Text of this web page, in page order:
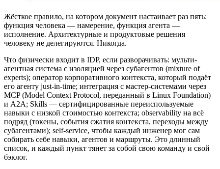
Жёсткое правило, на котором документ настаивает раз пять:
функция человека — намерение, функция агента —
исполнение. Архитектурные и продуктовые решения
человеку не делегируются. Никогда.
Что физически входит в IDP, если разворачивать: мульти-
агентная система с изоляцией через субагентов (mixture of
experts); оператор корпоративного контекста, который подаёт
его агенту just-in-time; интеграция с мастер-системами через
MCP (Model Context Protocol, переданный в Linux Foundation)
и A2A; Skills — сертифицированные переиспользуемые
навыки с низкой стоимостью контекста; observability на всё
подряд (токены, события сжатия контекста, переходы между
субагентами); self-service, чтобы каждый инженер мог сам
собирать себе навыки, агентов и маршруты. Это длинный
список, и каждый пункт тянет за собой свою команду и свой
бэклог.